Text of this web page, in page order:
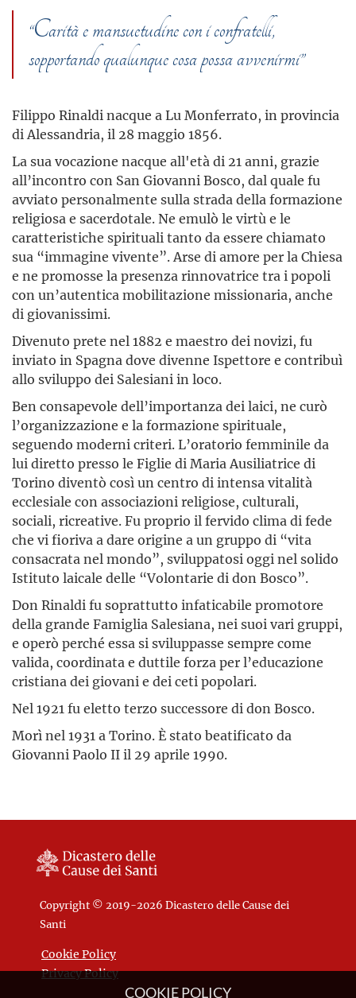
“Carità e mansuetudine con i confratelli,
sopportando qualunque cosa possa avvenirmi”
Filippo Rinaldi nacque a Lu Monferrato, in provincia
di Alessandria, il 28 maggio 1856.
La sua vocazione nacque all'età di 21 anni, grazie
all’incontro con San Giovanni Bosco, dal quale fu
avviato personalmente sulla strada della formazione
religiosa e sacerdotale. Ne emulò le virtù e le
caratteristiche spirituali tanto da essere chiamato
sua “immagine vivente”. Arse di amore per la Chiesa
e ne promosse la presenza rinnovatrice tra i popoli
con un’autentica mobilitazione missionaria, anche
di giovanissimi.
Divenuto prete nel 1882 e maestro dei novizi, fu
inviato in Spagna dove divenne Ispettore e contribuì
allo sviluppo dei Salesiani in loco.
Ben consapevole dell’importanza dei laici, ne curò
l’organizzazione e la formazione spirituale,
seguendo moderni criteri. L’oratorio femminile da
lui diretto presso le Figlie di Maria Ausiliatrice di
Torino diventò così un centro di intensa vitalità
ecclesiale con associazioni religiose, culturali,
sociali, ricreative. Fu proprio il fervido clima di fede
che vi fioriva a dare origine a un gruppo di “vita
consacrata nel mondo”, sviluppatosi oggi nel solido
Istituto laicale delle “Volontarie di don Bosco”.
Don Rinaldi fu soprattutto infaticabile promotore
della grande Famiglia Salesiana, nei suoi vari gruppi,
e operò perché essa si sviluppasse sempre come
valida, coordinata e duttile forza per l’educazione
cristiana dei giovani e dei ceti popolari.
Nel 1921 fu eletto terzo successore di don Bosco.
Morì nel 1931 a Torino. È stato beatificato da
Giovanni Paolo II il 29 aprile 1990.
Copyright © 2019-2026 Dicastero delle Cause dei
Santi
Cookie Policy
Privacy Policy
COOKIE POLICY